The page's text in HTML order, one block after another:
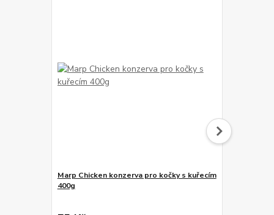
Marp Chicken konzerva pro kočky s kuřecím
400g